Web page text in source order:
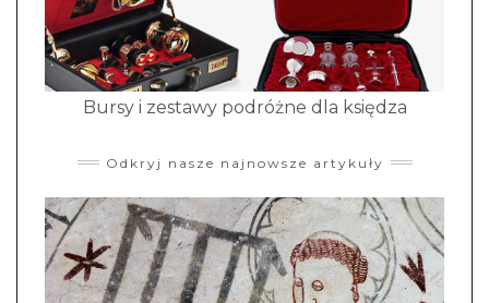
Bursy i zestawy podróżne dla księdza
Odkryj nasze najnowsze artykuły